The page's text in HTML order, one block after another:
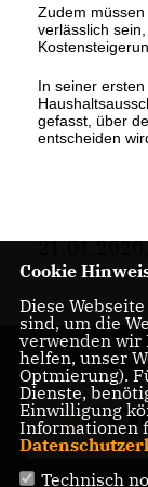
Zudem
verlässlich
In seiner
gefasst, über
entscheiden
Cookie
Diese
sind, um die
verwenden wir
helfen, unser
Optmierung).
Dienste,
Einwilligung
Informationen
Technisch